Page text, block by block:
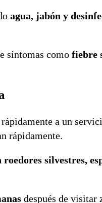
agua, jabón y
síntomas como fiebre
a un
rápidamente.
silvestres,
después de visitar